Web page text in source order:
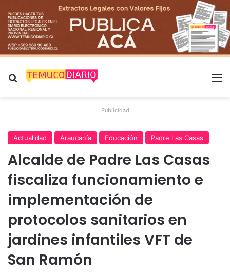
Buscar por
Publicidad
Actualidad Araucanía Educación Padre Las Casas
Alcalde de Padre Las Casas
fiscaliza funcionamiento e
implementación de
protocolos sanitarios en
jardines infantiles VFT de
San Ramón